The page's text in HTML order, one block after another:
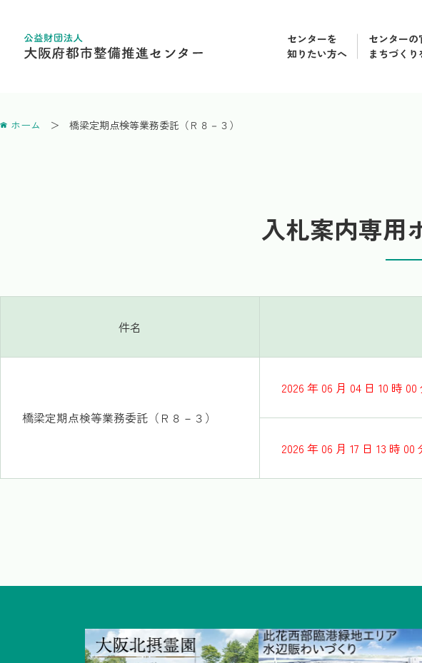
センターを
知りたい方へ
センターの
まちづく
ホーム 橋梁定期点検等業務委託（Ｒ８－３）
入札案内専用
件名
橋梁定期点検等業務委託（Ｒ８－３）
2026 年 06 月 04 日 10 時
2026 年 06 月 17 日 13 時